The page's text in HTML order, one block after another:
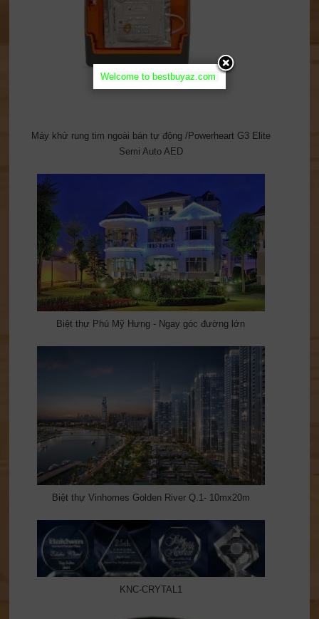
Máy khử rung tim ngoài bán tự động /Powerheart G3 Elite
Semi Auto AED
Biệt thự Phú Mỹ Hưng - Ngay góc đường lớn
Biệt thự Vinhomes Golden River Q.1- 10mx20m
KNC-CRYTAL1
Welcome to bestbuyaz.com